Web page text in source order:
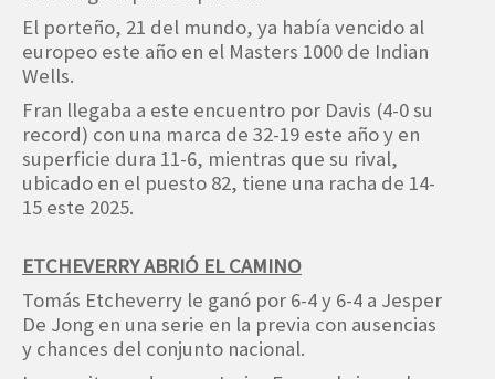
El porteño, 21 del mundo, ya había vencido al
europeo este año en el Masters 1000 de Indian
Wells.
Fran llegaba a este encuentro por Davis (4-0 su
record) con una marca de 32-19 este año y en
superficie dura 11-6, mientras que su rival,
ubicado en el puesto 82, tiene una racha de 14-
15 este 2025.
ETCHEVERRY ABRIÓ EL CAMINO
Tomás Etcheverry le ganó por 6-4 y 6-4 a Jesper
De Jong en una serie en la previa con ausencias
y chances del conjunto nacional.